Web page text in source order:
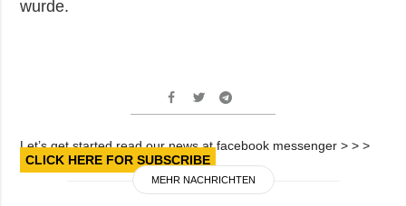
wurde.
Let’s get started read our news at facebook messenger > > >
CLICK HERE FOR SUBSCRIBE
MEHR NACHRICHTEN